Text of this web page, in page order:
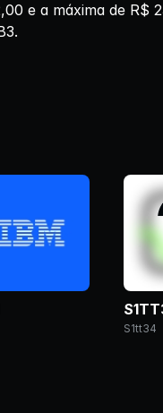
e a máxima de R$
S1tt34